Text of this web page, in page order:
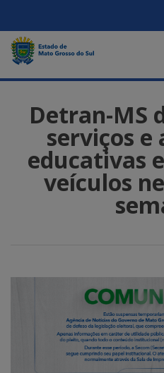
Detran-MS
serviços e
educativas
veículos